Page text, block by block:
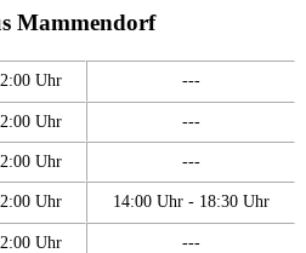
Mammendorf
Uhr ---
Uhr ---
Uhr ---
Uhr 14:00 Uhr - 18:30 Uhr
Uhr ---